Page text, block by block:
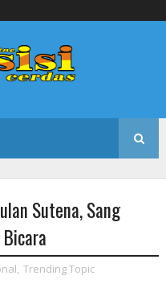
Sutena, Sang
, Trending Topic